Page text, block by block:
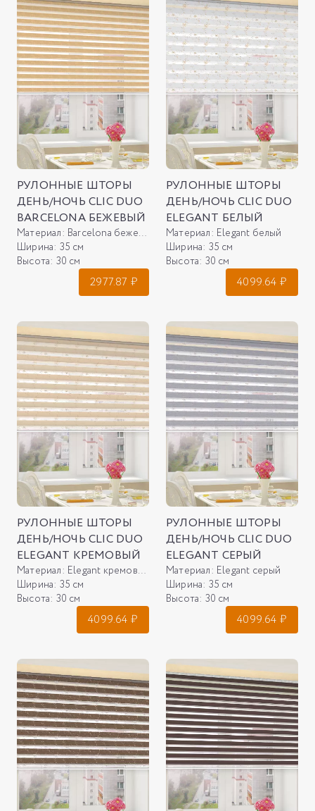
РУЛОННЫЕ ШТОРЫ
ДЕНЬ/НОЧЬ CLIC DUO
BARCELONA БЕЖЕВЫЙ
Материал: Barcelona бежевый
Ширина: 35 см
Высота: 30 см
2977.87 ₽
РУЛОННЫЕ ШТОРЫ
ДЕНЬ/НОЧЬ CLIC DUO
ELEGANT БЕЛЫЙ
Материал: Elegant белый
Ширина: 35 см
Высота: 30 см
4099.64 ₽
РУЛОННЫЕ ШТОРЫ
ДЕНЬ/НОЧЬ CLIC DUO
ELEGANT КРЕМОВЫЙ
Материал: Elegant кремовый
Ширина: 35 см
Высота: 30 см
4099.64 ₽
РУЛОННЫЕ ШТОРЫ
ДЕНЬ/НОЧЬ CLIC DUO
ELEGANT СЕРЫЙ
Материал: Elegant серый
Ширина: 35 см
Высота: 30 см
4099.64 ₽